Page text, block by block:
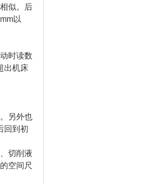
似。后
以
时读数
出机床
另外也
回到初
切削液
空间尺